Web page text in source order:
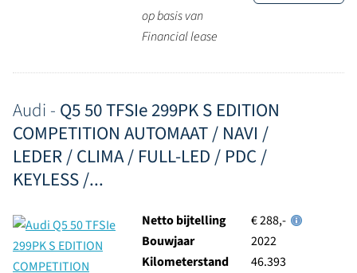
op basis van
Financial lease
Audi - Q5 50 TFSIe 299PK S EDITION
COMPETITION AUTOMAAT / NAVI /
LEDER / CLIMA / FULL-LED / PDC /
KEYLESS /...
Netto bijtelling
€ 288,-
Bouwjaar
2022
Kilometerstand
46.393